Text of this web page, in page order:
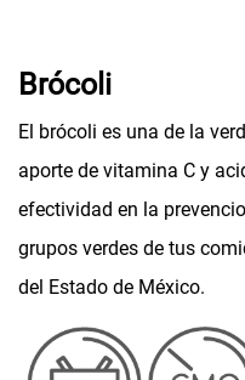
Brócoli
El brócoli es una de la
aporte de vitamina C y
efectividad en la
grupos verdes de tus
del Estado de México.